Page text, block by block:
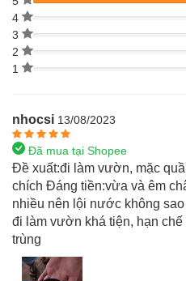
4
3
2
1
nhocsi 13/08/2023
Đã mua tại Shopee
Đề xuất:đi làm vườn, mặc
chích Đáng tiền:vừa và êm
nhiều nên lội nước không
đi làm vườn khá tiện, hạn
trùng